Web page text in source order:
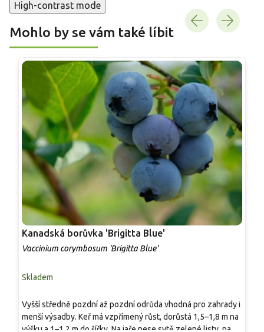
High-contrast mode
Mohlo by se vám také líbit
Kanadská borůvka 'Brigitta Blue'
Vaccinium corymbosum 'Brigitta Blue'
Skladem
Vyšší středně pozdní až pozdní odrůda vhodná pro zahrady i
menší výsadby. Keř má vzpřímený růst, dorůstá 1,5–1,8 m na
výšku a 1–1,2 m do šířky. Na jaře nese sytě zelené listy, na